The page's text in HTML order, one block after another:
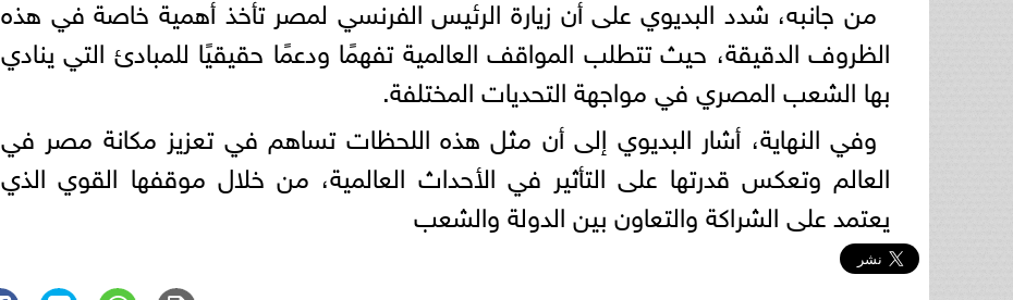
من جانبه، شدد البديوي على أن زيارة الرئيس الفرنسي لمصر تأخذ أهمية خاصة في هذه
الظروف الدقيقة، حيث تتطلب المواقف العالمية تفهمًا ودعمًا حقيقيًا للمبادئ التي ينادي
بها الشعب المصري في مواجهة التحديات المختلفة.
وفي النهاية، أشار البديوي إلى أن مثل هذه اللحظات تساهم في تعزيز مكانة مصر في
العالم وتعكس قدرتها على التأثير في الأحداث العالمية، من خلال موقفها القوي الذي
يعتمد على الشراكة والتعاون بين الدولة والشعب